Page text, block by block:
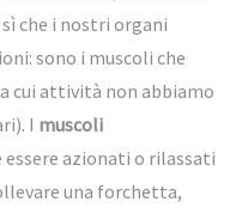
che i nostri organi
sono i muscoli che
cui attività non abbiamo
I muscoli
essere azionati o rilassati
una forchetta,